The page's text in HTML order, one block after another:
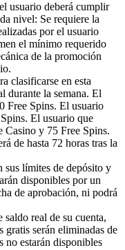
usuario deberá cumplir
nivel: Se requiere la
por el usuario
el mínimo requerido
de la promoción
clasificarse en esta
durante la semana. El
Free Spins. El usuario
El usuario que
Casino y 75 Free Spins.
de hasta 72 horas tras la
sus límites de depósito y
disponibles por un
de aprobación, ni podrá
real de su cuenta,
gratis serán eliminadas de
no estarán disponibles